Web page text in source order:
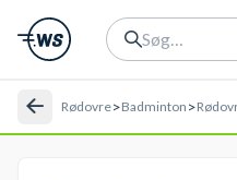
Rødovre>Badminton >